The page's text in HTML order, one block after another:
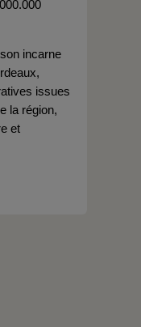
incarne
issues
la région,
et